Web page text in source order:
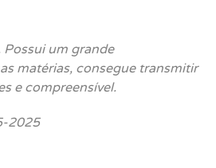
um grande
matérias, consegue transmitir
e compreensível.
2025